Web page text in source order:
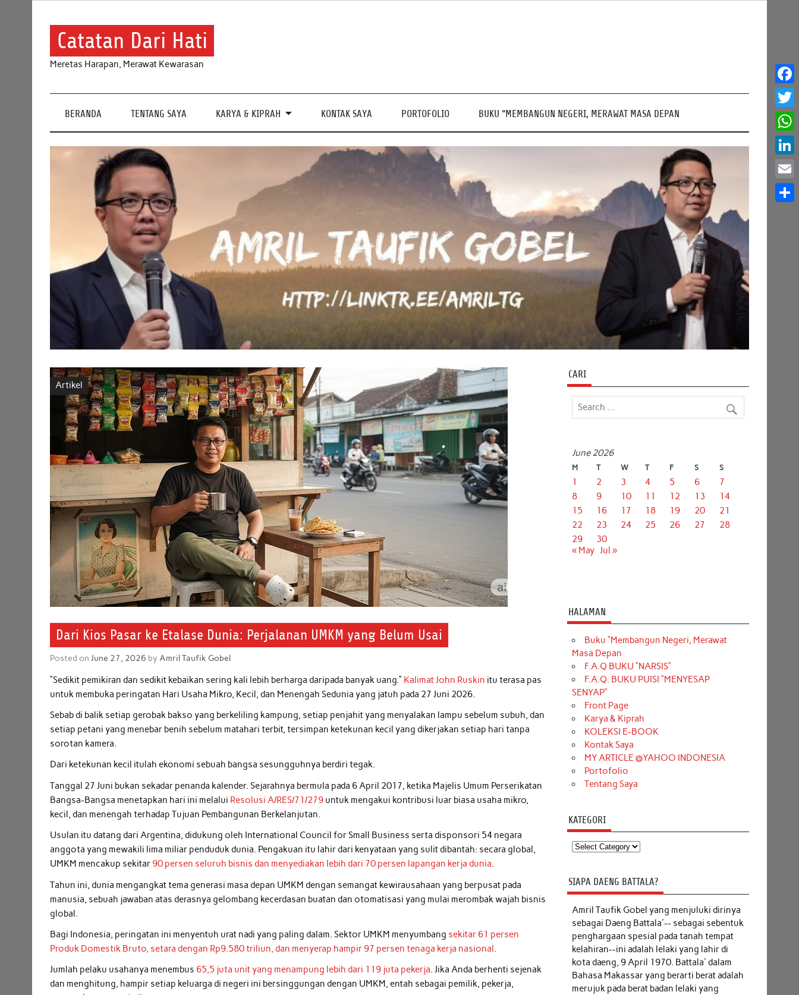
Catatan Dari Hati
Meretas Harapan, Merawat Kewarasan
BERANDA TENTANG SAYA KARYA & KIPRAH KONTAK SAYA PORTOFOLIO BUKU “MEMBANGUN NEGERI, MERAWAT MASA DEPAN
Artikel
Dari Kios Pasar ke Etalase Dunia: Perjalanan UMKM yang Belum Usai
Posted onJune 27, 2026 byAmril Taufik Gobel
“Sedikit pemikiran dan sedikit kebaikan sering kali lebih berharga daripada banyak uang.” Kalimat John Ruskin itu terasa pas
untuk membuka peringatan Hari Usaha Mikro, Kecil, dan Menengah Sedunia yang jatuh pada 27 Juni 2026.
Sebab di balik setiap gerobak bakso yang berkeliling kampung, setiap penjahit yang menyalakan lampu sebelum subuh, dan
setiap petani yang menebar benih sebelum matahari terbit, tersimpan ketekunan kecil yang dikerjakan setiap hari tanpa
sorotan kamera.
Dari ketekunan kecil itulah ekonomi sebuah bangsa sesungguhnya berdiri tegak.
Tanggal 27 Juni bukan sekadar penanda kalender. Sejarahnya bermula pada 6 April 2017, ketika Majelis Umum Perserikatan
Bangsa-Bangsa menetapkan hari ini melalui Resolusi A/RES/71/279 untuk mengakui kontribusi luar biasa usaha mikro,
kecil, dan menengah terhadap Tujuan Pembangunan Berkelanjutan.
Usulan itu datang dari Argentina, didukung oleh International Council for Small Business serta disponsori 54 negara
anggota yang mewakili lima miliar penduduk dunia. Pengakuan itu lahir dari kenyataan yang sulit dibantah: secara global,
UMKM mencakup sekitar 90 persen seluruh bisnis dan menyediakan lebih dari 70 persen lapangan kerja dunia.
Tahun ini, dunia mengangkat tema generasi masa depan UMKM dengan semangat kewirausahaan yang berpusat pada
manusia, sebuah jawaban atas derasnya gelombang kecerdasan buatan dan otomatisasi yang mulai merombak wajah bisnis
global.
Bagi Indonesia, peringatan ini menyentuh urat nadi yang paling dalam. Sektor UMKM menyumbang sekitar 61 persen
Produk Domestik Bruto, setara dengan Rp9.580 triliun, dan menyerap hampir 97 persen tenaga kerja nasional.
Jumlah pelaku usahanya menembus 65,5 juta unit yang menampung lebih dari 119 juta pekerja. Jika Anda berhenti sejenak
dan menghitung, hampir setiap keluarga di negeri ini bersinggungan dengan UMKM, entah sebagai pemilik, pekerja,
CARI
June 2026
M T W T F S S
1 2 3 4 5 6
7
8
9 10 11 12 13
14
15
16 17 18 19 20
21
22
23 24 25 26 27
28
29
30
« May Jul »
HALAMAN
Buku “Membangun Negeri, Merawat
Masa Depan
F.A.Q BUKU “NARSIS”
F.A.Q. BUKU PUISI “MENYESAP
SENYAP”
Front Page
Karya & Kiprah
KOLEKSI E-BOOK
Kontak Saya
MY ARTICLE @YAHOO INDONESIA
Portofolio
Tentang Saya
KATEGORI
Kategori
SIAPA DAENG BATTALA?
Amril Taufik Gobel yang menjuluki dirinya
sebagai Daeng Battala'-- sebagai sebentuk
penghargaan spesial pada tanah tempat
kelahiran--ini adalah lelaki yang lahir di
kota daeng, 9 April 1970. Battala' dalam
Bahasa Makassar yang berarti berat adalah
merujuk pada berat badan lelaki yang
Email